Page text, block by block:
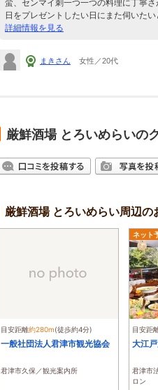
蛮、センマイ刺一つ一つの料理に丁寧
日をプレゼントしたい日にまた伺いたい
詳細情報を見る
まきさん 女性／20代
厳鮮酒場 とろいめらいの
厳鮮酒場 とろいめらい周辺の
目安距離約280m(徒歩約4分)
一般社団法人君津市観光協会
君津市久保／観光案内所
ネット
目安距
大江
君津市
ロン